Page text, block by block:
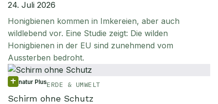
24. Juli 2026
Honigbienen kommen in Imkereien, aber auch
wildlebend vor. Eine Studie zeigt: Die wilden
Honigbienen in der EU sind zunehmend vom
Aussterben bedroht.
natur PlusERDE & UMWELT
Schirm ohne Schutz